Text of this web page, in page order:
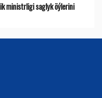
ministrligi saglyk öýlerini